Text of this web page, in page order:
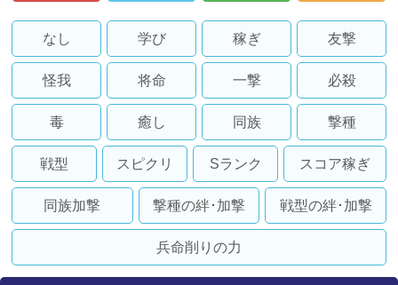
なし 学び 稼ぎ 友撃
怪我 将命 一撃 必殺
毒 癒し 同族 撃種
戦型 スピクリ Sランク スコア稼ぎ
同族加撃 撃種の絆･加撃 戦型の絆･加撃
兵命削りの力